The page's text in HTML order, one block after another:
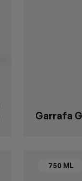
Garrafa